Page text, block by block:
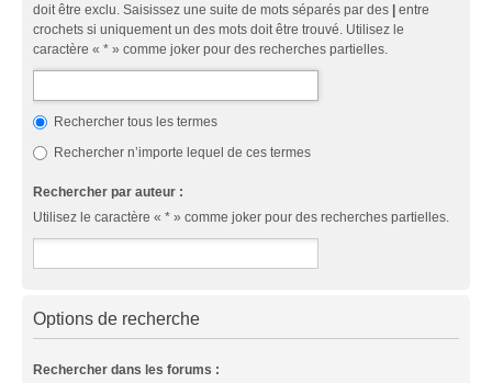
doit être exclu. Saisissez une suite de mots séparés par des | entre
crochets si uniquement un des mots doit être trouvé. Utilisez le
caractère « * » comme joker pour des recherches partielles.
Rechercher tous les termes
Rechercher n’importe lequel de ces termes
Rechercher par auteur :
Utilisez le caractère « * » comme joker pour des recherches partielles.
Options de recherche
Rechercher dans les forums :